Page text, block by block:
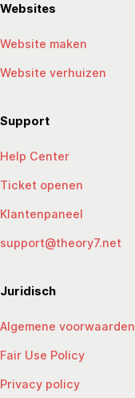
Websites
Website maken
Website verhuizen
Support
Help Center
Ticket openen
Klantenpaneel
support@theory7.net
Juridisch
Algemene voorwaarden
Fair Use Policy
Privacy policy